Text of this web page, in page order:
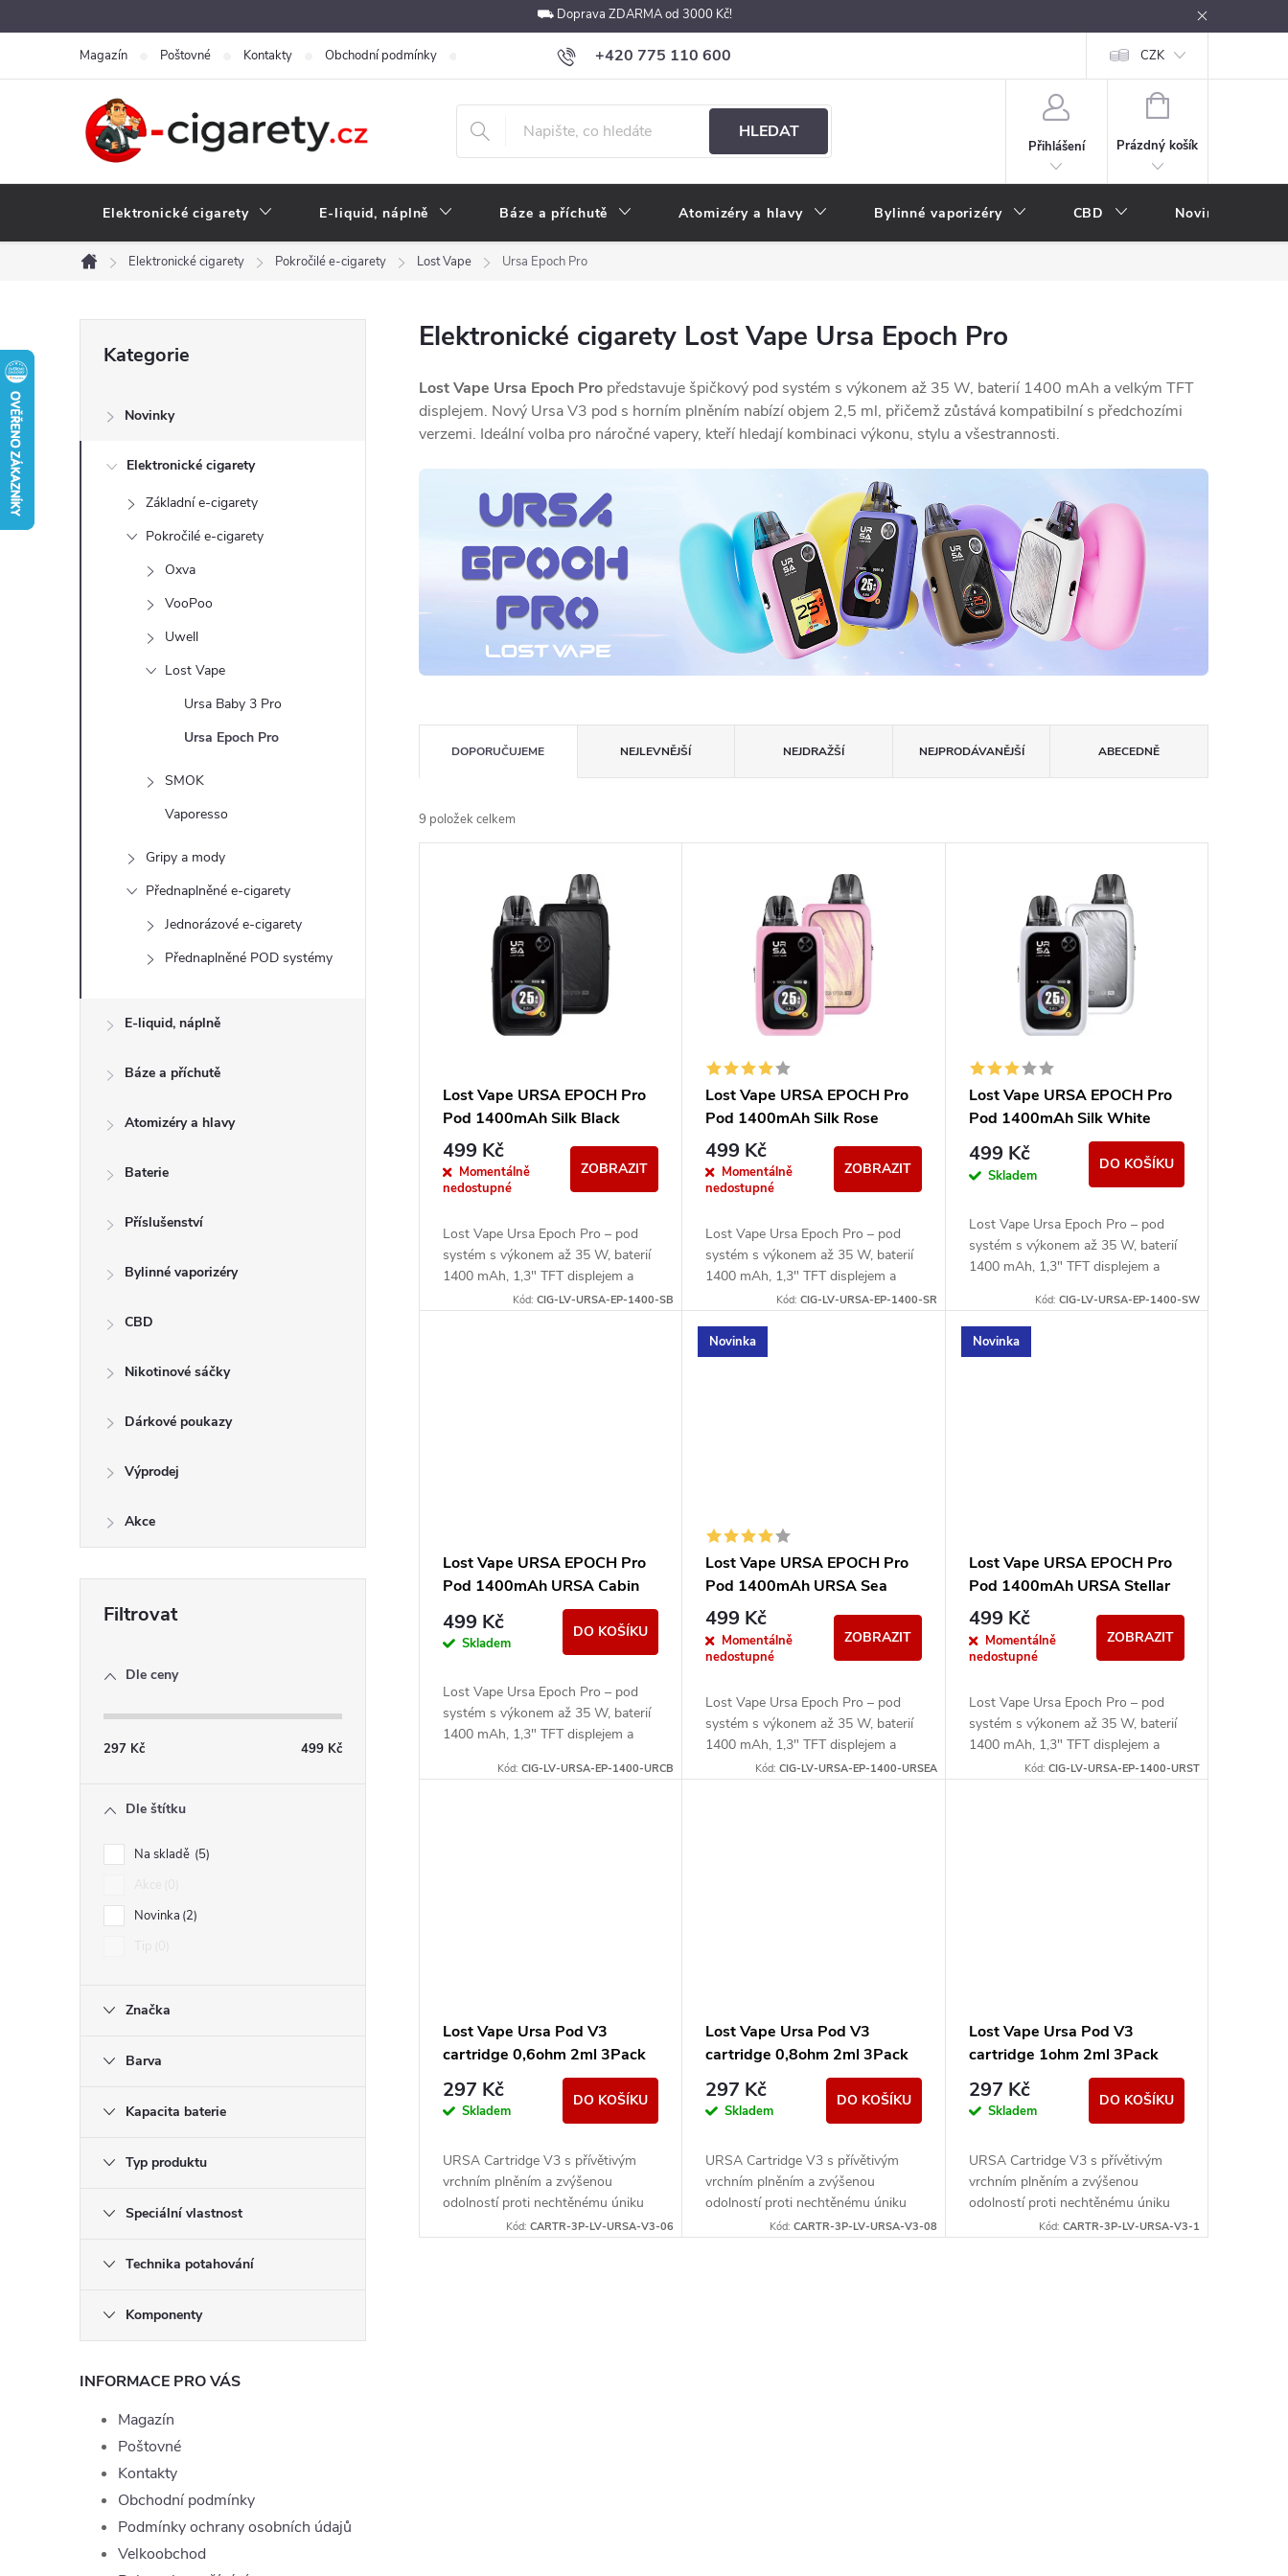
na
⛟ Doprava ZDARMA od 3000 Kč!
+420 775 110 600
obchod@e-cigarety.cz
Magazín Poštovné Kontakty Obchodní podmínky Podmínky ochrany osobních údajů Velkoobchod Vše o e-kouření Nákupní rádce
CZK
HLEDAT
Přihlášení
NÁKUPNÍ
Prázdný košík
Elektronické cigarety E-liquid, náplně Báze a příchutě Atomizéry a hlavy Bylinné vaporizéry CBD Novinky
Domů
Elektronické cigarety Pokročilé e-cigarety Lost Vape Ursa Epoch Pro
s
kategorie
Kategorie
Novinky
Elektronické cigarety
Základní e-cigarety
Pokročilé e-cigarety
Oxva
VooPoo
Uwell
Lost Vape
Ursa Baby 3 Pro
Ursa Epoch Pro
SMOK
Vaporesso
Gripy a mody
Přednaplněné e-cigarety
Jednorázové e-cigarety
Přednaplněné POD systémy
E-liquid, náplně
Báze a příchutě
Atomizéry a hlavy
Baterie
Příslušenství
Bylinné vaporizéry
CBD
Nikotinové sáčky
Dárkové poukazy
Výprodej
Akce
Dle ceny
297 Kč 499 Kč
Dle štítku
Na skladě 5
Novinka 2
Značka
Barva
Kapacita baterie
Typ produktu
Speciální vlastnost
Technika potahování
Komponenty
INFORMACE PRO VÁS
Magazín
Poštovné
Kontakty
Obchodní podmínky
Podmínky ochrany osobních údajů
Velkoobchod
Elektronické cigarety Lost Vape Ursa Epoch Pro
Lost Vape Ursa Epoch Pro představuje špičkový pod systém s výkonem až 35 W, baterií 1400 mAh a velkým TFT
displejem. Nový Ursa V3 pod s horním plněním nabízí objem 2,5 ml, přičemž zůstává kompatibilní s předchozími
verzemi. Ideální volba pro náročné vapery, kteří hledají kombinaci výkonu, stylu a všestrannosti.
a
z
t
DOPORUČUJEME NEJLEVNĚJŠÍ NEJDRAŽŠÍ NEJPRODÁVANĚJŠÍ ABECEDNĚ
9 položek celkem
u
Lost Vape URSA EPOCH Pro
Pod 1400mAh Silk Black
499 Kč
Momentálně
nedostupné
ZOBRAZIT
Lost Vape Ursa Epoch Pro – pod
systém s výkonem až 35 W, baterií
1400 mAh, 1,3" TFT displejem a
kompatibilitou s Ursa V1/V2/V3
Kód:CIG-LV-URSA-EP-1400-SB
Lost Vape URSA EPOCH Pro
Pod 1400mAh Silk Rose
499 Kč
Momentálně
nedostupné
ZOBRAZIT
Lost Vape Ursa Epoch Pro – pod
systém s výkonem až 35 W, baterií
1400 mAh, 1,3" TFT displejem a
kompatibilitou s Ursa V1/V2/V3
Kód: CIG-LV-URSA-EP-1400-SR
Lost Vape URSA EPOCH Pro
Pod 1400mAh Silk White
499 Kč
Skladem
DO KOŠÍKU
Lost Vape Ursa Epoch Pro – pod
systém s výkonem až 35 W, baterií
1400 mAh, 1,3" TFT displejem a
pody.
Kód: CIG-LV-URSA-EP-1400-SW
Lost Vape URSA EPOCH Pro
Pod 1400mAh URSA Cabin
499 Kč
Skladem
DO KOŠÍKU
Lost Vape Ursa Epoch Pro – pod
systém s výkonem až 35 W, baterií
1400 mAh, 1,3" TFT displejem a
pody.
Kód:CIG-LV-URSA-EP-1400-URCB
Novinka
Lost Vape URSA EPOCH Pro
Pod 1400mAh URSA Sea
499 Kč
Momentálně
nedostupné
ZOBRAZIT
Lost Vape Ursa Epoch Pro – pod
systém s výkonem až 35 W, baterií
1400 mAh, 1,3" TFT displejem a
kompatibilitou s Ursa V1/V2/V3
Kód: CIG-LV-URSA-EP-1400-URSEA
Novinka
Lost Vape URSA EPOCH Pro
Pod 1400mAh URSA Stellar
499 Kč
Momentálně
nedostupné
ZOBRAZIT
Lost Vape Ursa Epoch Pro – pod
systém s výkonem až 35 W, baterií
1400 mAh, 1,3" TFT displejem a
kompatibilitou s Ursa V1/V2/V3
Kód: CIG-LV-URSA-EP-1400-URST
Lost Vape Ursa Pod V3
cartridge 0,6ohm 2ml 3Pack
297 Kč
Skladem
DO KOŠÍKU
URSA Cartridge V3 s přívětivým
vrchním plněním a zvýšenou
odolností proti nechtěnému úniku
kapaliny, navržené pro čistší a
Kód:CARTR-3P-LV-URSA-V3-06
Lost Vape Ursa Pod V3
cartridge 0,8ohm 2ml 3Pack
297 Kč
Skladem
DO KOŠÍKU
URSA Cartridge V3 s přívětivým
vrchním plněním a zvýšenou
odolností proti nechtěnému úniku
kapaliny, navržené pro čistší a
Kód: CARTR-3P-LV-URSA-V3-08
Lost Vape Ursa Pod V3
cartridge 1ohm 2ml 3Pack
297 Kč
Skladem
DO KOŠÍKU
URSA Cartridge V3 s přívětivým
vrchním plněním a zvýšenou
odolností proti nechtěnému úniku
kapaliny, navržené pro čistší a
Kód: CARTR-3P-LV-URSA-V3-1